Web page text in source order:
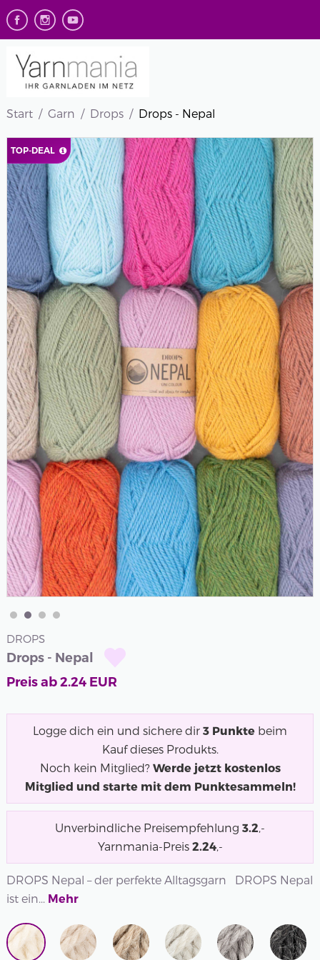
Start Garn Drops Drops - Nepal
TOP-DEAL
DROPS
Drops - Nepal
Preis ab2.24EUR
Logge dich ein und sichere dir 3 Punkte beim
Kauf dieses Produkts.
Noch kein Mitglied? Werde jetzt kostenlos
Mitglied und starte mit dem Punktesammeln!
Unverbindliche Preisempfehlung 3.2,-
Yarnmania-Preis 2.24,-
DROPS Nepal – der perfekte Alltagsgarn DROPS Nepal
ist ein... Mehr